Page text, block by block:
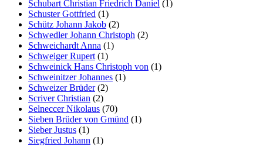
Schubart Christian Friedrich Daniel (1)
Schuster Gottfried (1)
Schütz Johann Jakob (2)
Schwedler Johann Christoph (2)
Schweichardt Anna (1)
Schweiger Rupert (1)
Schweinick Hans Christoph von (1)
Schweinitzer Johannes (1)
Schweizer Brüder(2)
Scriver Christian (2)
Selneccer Nikolaus (70)
Sieben Brüder von Gmünd (1)
Sieber Justus (1)
Siegfried Johann (1)